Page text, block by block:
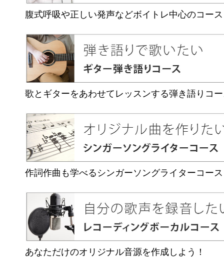
腹式呼吸や正しい発声などボイトレ中心のコース
歌とギターをあわせてレッスンする弾き語りコ
作詞作曲も学べるシンガーソングライターコース
あなただけのオリジナル音源を作成しよう！